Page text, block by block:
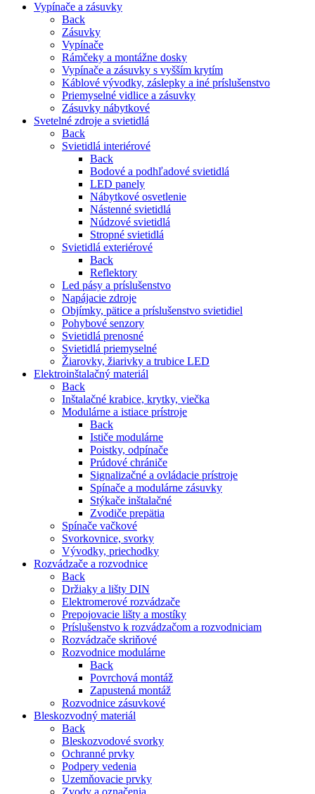
Vypínače a zásuvky
Back
Zásuvky
Vypínače
Rámčeky a montážne dosky
Vypínače a zásuvky s vyšším krytím
Káblové vývodky, záslepky a iné príslušenstvo
Priemyselné vidlice a zásuvky
Zásuvky nábytkové
Svetelné zdroje a svietidlá
Back
Svietidlá interiérové
Back
Bodové a podhľadové svietidlá
LED panely
Nábytkové osvetlenie
Nástenné svietidlá
Núdzové svietidlá
Stropné svietidlá
Svietidlá exteriérové
Back
Reflektory
Led pásy a príslušenstvo
Napájacie zdroje
Objímky, pätice a príslušenstvo svietidiel
Pohybové senzory
Svietidlá prenosné
Svietidlá priemyselné
Žiarovky, žiarivky a trubice LED
Elektroinštalačný materiál
Back
Inštalačné krabice, krytky, viečka
Modulárne a istiace prístroje
Back
Ističe modulárne
Poistky, odpínače
Prúdové chrániče
Signalizačné a ovládacie prístroje
Spínače a modulárne zásuvky
Stýkače inštalačné
Zvodiče prepätia
Spínače vačkové
Svorkovnice, svorky
Vývodky, priechodky
Rozvádzače a rozvodnice
Back
Držiaky a lišty DIN
Elektromerové rozvádzače
Prepojovacie lišty a mostíky
Príslušenstvo k rozvádzačom a rozvodniciam
Rozvádzače skriňové
Rozvodnice modulárne
Back
Povrchová montáž
Zapustená montáž
Rozvodnice zásuvkové
Bleskozvodný materiál
Back
Bleskozvodové svorky
Ochranné prvky
Podpery vedenia
Uzemňovacie prvky